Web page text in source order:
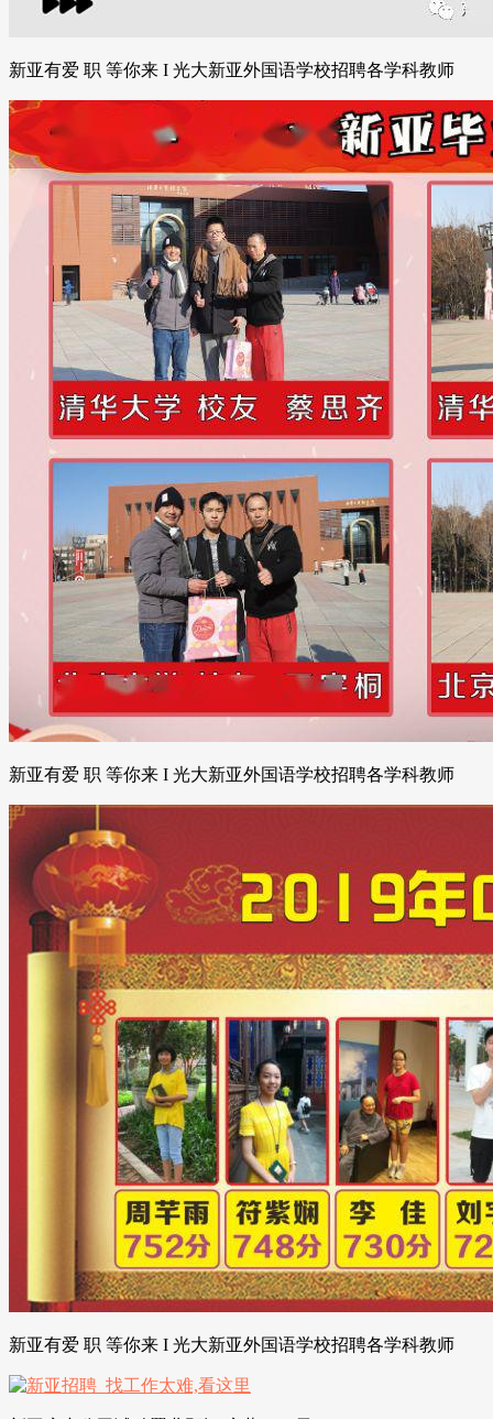
新亚有爱 职 等你来 I 光大新亚外国语学校招聘各学科教师
新亚有爱 职 等你来 I 光大新亚外国语学校招聘各学科教师
新亚有爱 职 等你来 I 光大新亚外国语学校招聘各学科教师